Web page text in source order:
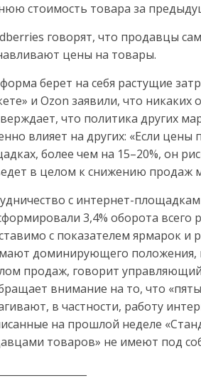
стоимость товара за
говорят, что продавцы
цены на товары.
берет на себя растущие
и Ozon заявили, что никаких
что политика других
влияет на других: «Если
более чем на 15–20%, он
в целом к снижению продаж
с интернет-
3,4% оборота всего
с показателем ярмарок и
доминирующего положения,
продаж, говорит
внимание на то, что
в частности, работу
на прошлой неделе
товаров» не имеют под